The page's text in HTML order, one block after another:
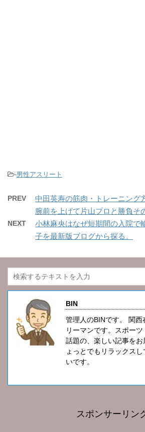
-男性アスリート
PREV
中田英寿の筋肉・トレーニング
腕前を上げて片山プロと勝負そ
NEXT
小林麻央はなぜ短期間の入院で
子を最新版ブログから探る。
BIN
管理人のBINです。 関西
リーマンです。スポー
話題の、楽しい記事を
ょっとでもリラックス
いです。
スポンサーリン